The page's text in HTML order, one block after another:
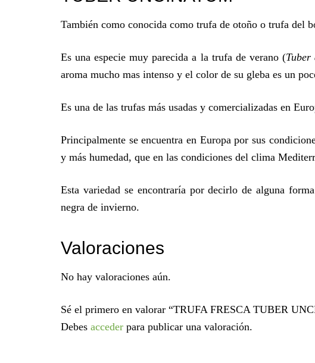
También como conocida como trufa de otoño o trufa del
Es una especie muy parecida a la trufa de verano (Tuber
aroma mucho mas intenso y el color de su gleba es un
Es una de las trufas más usadas y comercializadas en
Principalmente se encuentra en Europa por sus
y más humedad, que en las condiciones del clima
Esta variedad se encontraría por decirlo de alguna
negra de invierno.
Valoraciones
No hay valoraciones aún.
Sé el primero en valorar “TRUFA FRESCA TUBER
Debes acceder para publicar una valoración.